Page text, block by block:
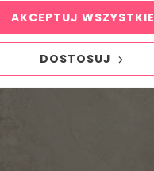
DOSTOSUJ
AKCEPTUJ WSZYSTKIE